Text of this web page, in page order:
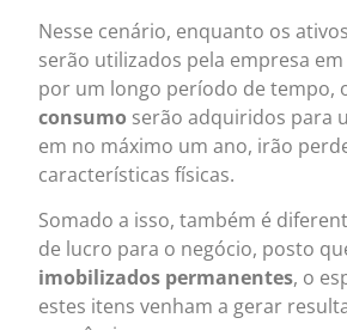
Nesse cenário, enquanto os
serão utilizados pela empresa
por um longo período de tempo,
consumo serão adquiridos para
em no máximo um ano, irão
características físicas.
Somado a isso, também é
de lucro para o negócio, posto
imobilizados permanentes, o
estes itens venham a gerar